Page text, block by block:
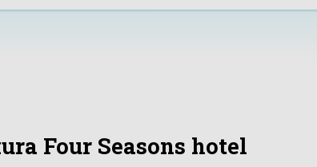
Four Seasons hotel